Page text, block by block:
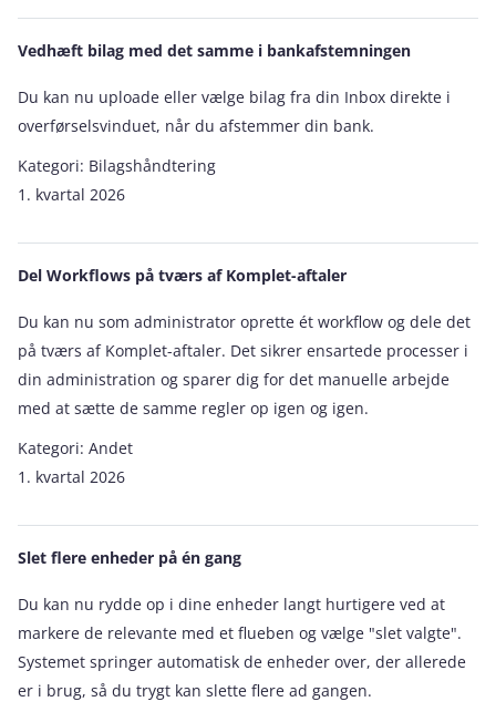
Vedhæft bilag med det samme i bankafstemningen
Du kan nu uploade eller vælge bilag fra din Inbox direkte i
overførselsvinduet, når du afstemmer din bank.
Kategori: Bilagshåndtering
1. kvartal 2026
Del Workflows på tværs af Komplet-aftaler
Du kan nu som administrator oprette ét workflow og dele det
på tværs af Komplet-aftaler. Det sikrer ensartede processer i
din administration og sparer dig for det manuelle arbejde
med at sætte de samme regler op igen og igen.
Kategori: Andet
1. kvartal 2026
Slet flere enheder på én gang
Du kan nu rydde op i dine enheder langt hurtigere ved at
markere de relevante med et flueben og vælge "slet valgte".
Systemet springer automatisk de enheder over, der allerede
er i brug, så du trygt kan slette flere ad gangen.